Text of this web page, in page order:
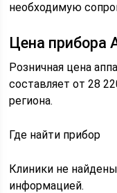
необходимую
Цена прибора
Розничная цена
составляет от 28
региона.
Где найти прибор
Клиники не
информацией.